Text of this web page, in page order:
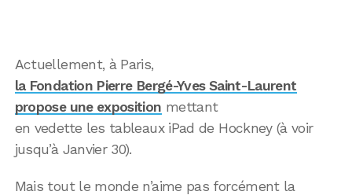
Actuellement, à Paris,
la Fondation Pierre Bergé-Yves Saint-Laurent
propose une exposition mettant
en vedette les tableaux iPad de Hockney (à voir
jusqu’à Janvier 30).
Mais tout le monde n’aime pas forcément la